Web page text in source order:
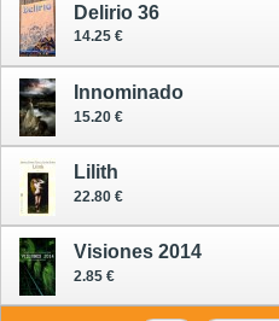
Delirio 36
14.25 €
Innominado
15.20 €
Lilith
22.80 €
Visiones 2014
2.85 €